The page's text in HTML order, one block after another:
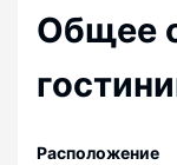
Общее
Pасположение